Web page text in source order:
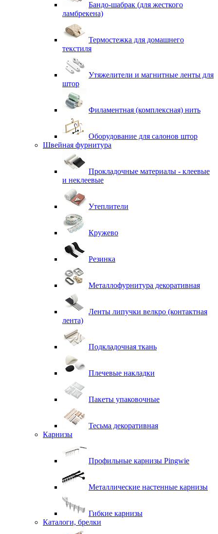
Бандо-шабрак (для жесткого
ламбрекена)
Термостежка для домашнего
текстиля
Утяжелители и магнитные ленты для
штор
Филаментная (комплексная) нить
Оборудование для салонов штор
Швейная фурнитура
Прокладочные материалы - клеевые
и неклеевые
Утеплители
Кружево
Резинка
Металлофурнитура декоративная
Ленты липучки велкро (контактная
лента)
Подкладочная ткань
Плечевые накладки
Пакеты упаковочные
Тесьма декоративная
Карнизы
Профильные карнизы Pingwie
Металлические настенные карнизы
Гибкие карнизы
Каталоги, брелки